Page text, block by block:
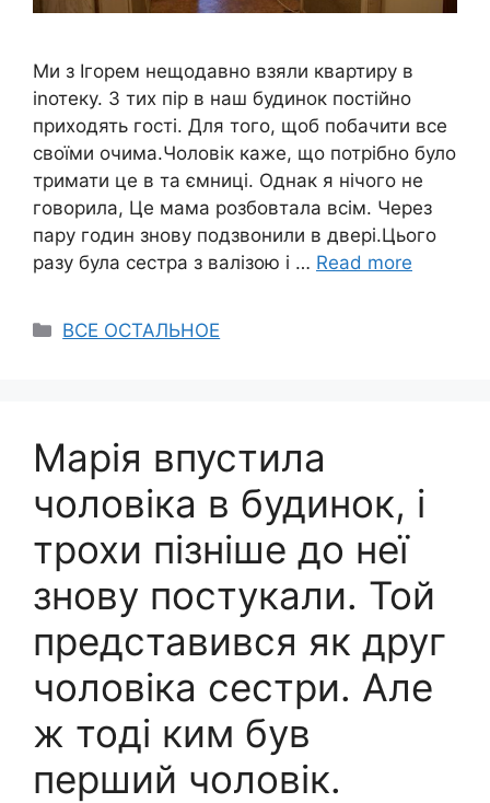
Ми з Ігорем нещодавно взяли квартиру в
іnотеку. З тих пір в наш будинок постійно
приходять гості. Для того, щоб побачити все
своїми очима.Чоловік каже, що потрібно було
тримати це в та ємниці. Однак я нічого не
говорила, Це мама розбовтала всім. Через
пару годин знову подзвонили в двері.Цього
разу була сестра з валізою і … Read more
Categories
ВСЕ ОСТАЛЬНОЕ
Марія впустила
чоловіка в будинок, і
трохи пізніше до неї
знову постукали. Той
представився як друг
чоловіка сестри. Але
ж тоді ким був
перший чоловік.